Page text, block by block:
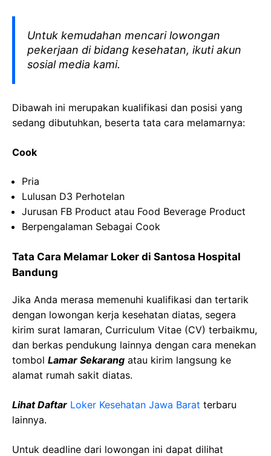
Untuk kemudahan mencari lowongan
pekerjaan di bidang kesehatan, ikuti akun
sosial media kami.
Dibawah ini merupakan kualifikasi dan posisi yang
sedang dibutuhkan, beserta tata cara melamarnya:
Cook
Pria
Lulusan D3 Perhotelan
Jurusan FB Product atau Food Beverage Product
Berpengalaman Sebagai Cook
Tata Cara Melamar Loker di Santosa Hospital
Bandung
Jika Anda merasa memenuhi kualifikasi dan tertarik
dengan lowongan kerja kesehatan diatas, segera
kirim surat lamaran, Curriculum Vitae (CV) terbaikmu,
dan berkas pendukung lainnya dengan cara menekan
tombol Lamar Sekarang atau kirim langsung ke
alamat rumah sakit diatas.
Lihat Daftar Loker Kesehatan Jawa Barat terbaru
lainnya.
Untuk deadline dari lowongan ini dapat dilihat